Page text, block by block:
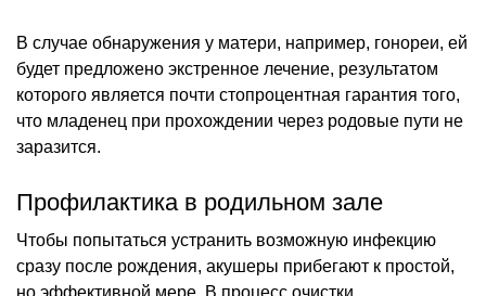
В случае обнаружения у матери, например, гонореи, ей
будет предложено экстренное лечение, результатом
которого является почти стопроцентная гарантия того,
что младенец при прохождении через родовые пути не
заразится.
Профилактика в родильном зале
Чтобы попытаться устранить возможную инфекцию
сразу после рождения, акушеры прибегают к простой,
но эффективной мере. В процесс очистки